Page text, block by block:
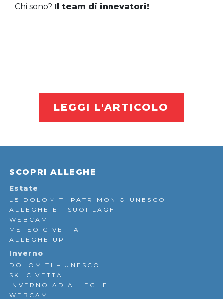
Chi sono? Il team di innevatori!
LEGGI L'ARTICOLO
SCOPRI ALLEGHE
Estate
LE DOLOMITI PATRIMONIO UNESCO
ALLEGHE E I SUOI LAGHI
WEBCAM
METEO CIVETTA
ALLEGHE UP
Inverno
DOLOMITI – UNESCO
SKI CIVETTA
INVERNO AD ALLEGHE
WEBCAM